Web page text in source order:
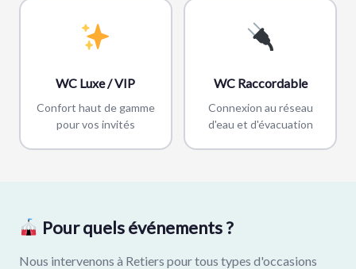
WC Luxe / VIP
Confort haut de gamme
pour vos invités
WC Raccordable
Connexion au réseau
d'eau et d'évacuation
Pour quels événements ?
Nous intervenons à Retiers pour tous types d'occasions